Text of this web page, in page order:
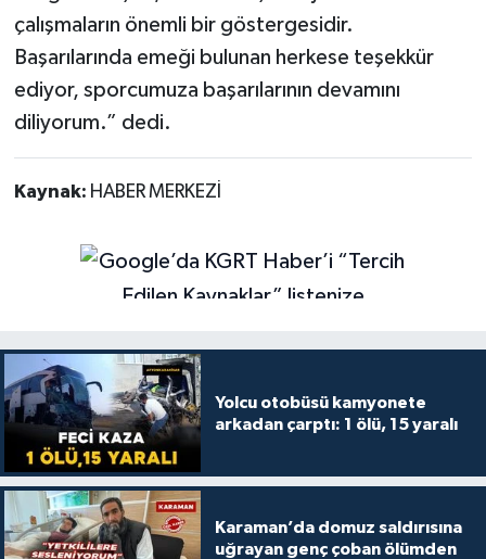
çalışmaların önemli bir göstergesidir.
Başarılarında emeği bulunan herkese teşekkür
ediyor, sporcumuza başarılarının devamını
diliyorum.” dedi.
Kaynak: HABER MERKEZİ
Yolcu otobüsü kamyonete
arkadan çarptı: 1 ölü, 15 yaralı
Karaman’da domuz saldırısına
uğrayan genç çoban ölümden